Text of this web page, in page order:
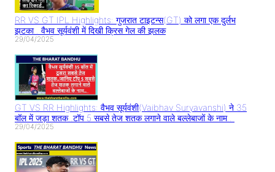
RR VS GT IPL Highlights: गुजरात टाइटन्स(GT) को लगा एक दुर्लभ
झटका.. वैभव सूर्यवंशी में दिखी क्रिस गेल की झलक
29/04/2025
GT VS RR Highlights: वैभव सूर्यवंशी(Vaibhav Suryavanshi) ने 35
बॉल में जड़ा शतक..टॉप 5 सबसे तेज शतक लगाने वाले बल्लेबाजों के नाम..
29/04/2025